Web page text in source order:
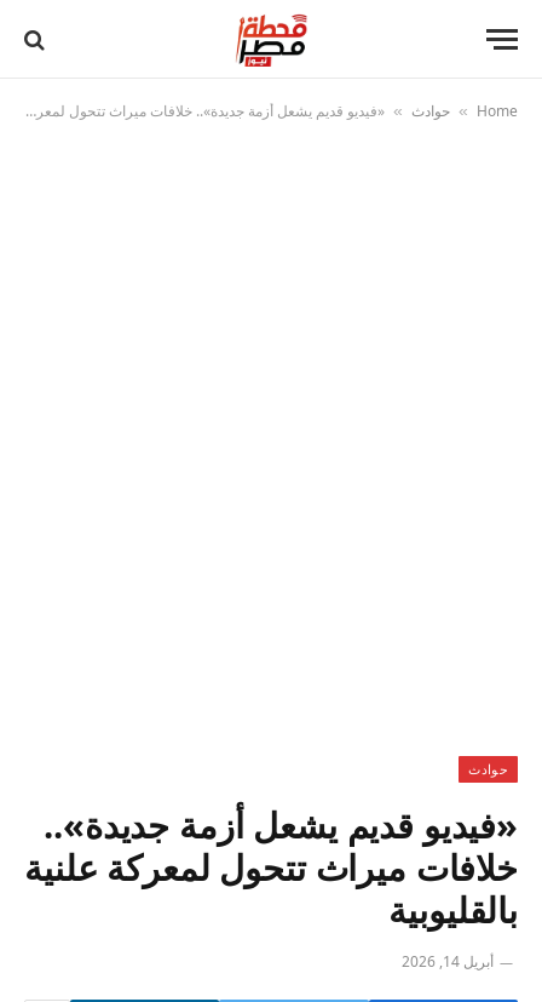
Home
» حوادث » «فيديو قديم يشعل أزمة جديدة».. خلافات ميراث تتحول لمعركة علنية بالقليوبية
حوادث
«فيديو قديم يشعل أزمة جديدة»..
خلافات ميراث تتحول لمعركة علنية
بالقليوبية
أبريل 14, 2026